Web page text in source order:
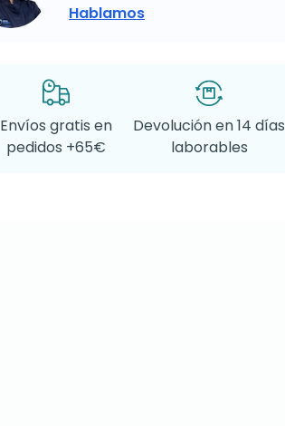
Hablamos
Envíos gratis en
pedidos +65€
Devolución en 14 días
laborables